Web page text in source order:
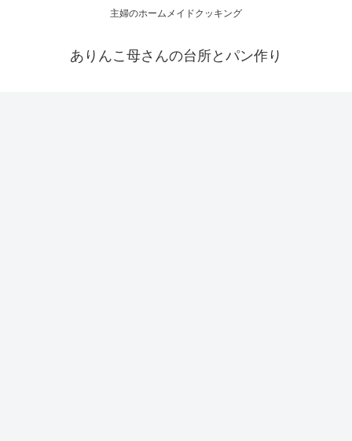
主婦のホームメイドクッキング
ありんこ母さんの台所とパン作り